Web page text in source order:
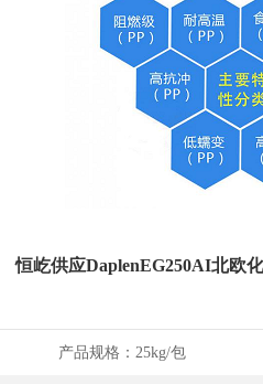
恒屹供应DaplenEG250AI北欧
产品规格： 25kg/包